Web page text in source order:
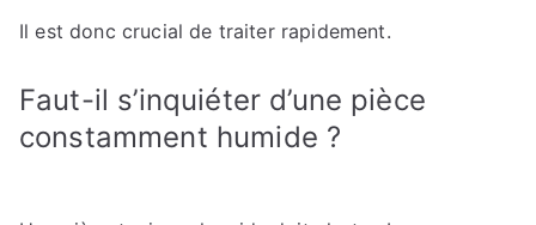
Il est donc crucial de traiter rapidement.
Faut-il s’inquiéter d’une pièce
constamment humide ?